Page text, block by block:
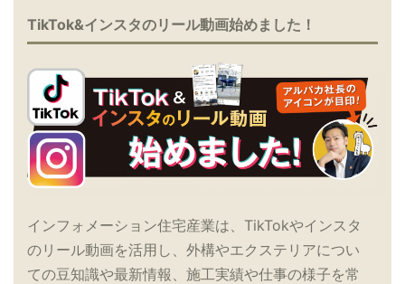
TikTok&インスタのリール動画始めました！
インフォメーション住宅産業は、TikTokやインスタ
のリール動画を活用し、外構やエクステリアについ
ての豆知識や最新情報、施工実績や仕事の様子を常